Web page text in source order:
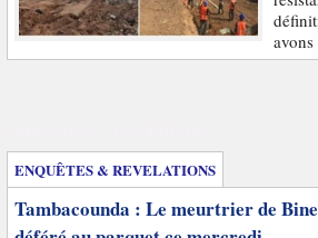
avons
ENQUÊTES & REVELATIONS
Tambacounda : Le meurtrier de